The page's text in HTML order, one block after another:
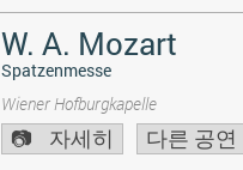
W. A. Mozart
Spatzenmesse
Wiener Hofburgkapelle
자세히 다른 공연